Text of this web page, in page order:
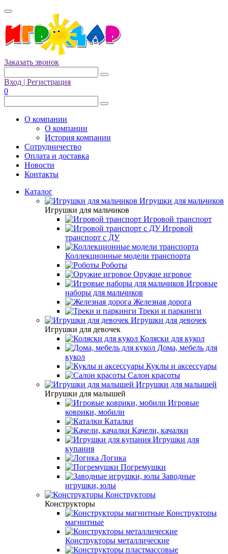
Заказать звонок
Вход | Регистрация
0
О компании
О компании
История компании
Сотрудничество
Оплата и доставка
Новости
Контакты
Каталог
Игрушки для мальчиков
Игрушки для мальчиков
Игровой транспорт
Игровой
транспорт с ДУ
Коллекционные модели транспорта
Роботы
Оружие игровое
Игровые
наборы для мальчиков
Железная дорога
Треки и паркинги
Игрушки для девочек
Игрушки для девочек
Коляски для кукол
Дома, мебель для
кукол
Куклы и аксессуары
Салон красоты
Игрушки для малышей
Игрушки для малышей
Игровые
коврики, мобили
Каталки
Качели, качалки
Игрушки для
купания
Логика
Погремушки
Заводные
игрушки, юлы
Конструкторы
Конструкторы
Конструкторы
магнитные
Конструкторы металлические